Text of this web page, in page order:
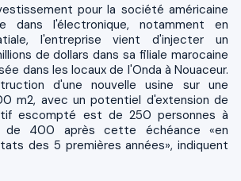
dans l'électronique, notamment en
l'entreprise vient d'injecter un
de dollars dans sa filiale marocaine
dans les locaux de l'Onda à Nouaceur.
d'une nouvelle usine sur une
m2, avec un potentiel d'extension de
escompté est de 250 personnes à
de 400 après cette échéance «en
des 5 premières années», indiquent